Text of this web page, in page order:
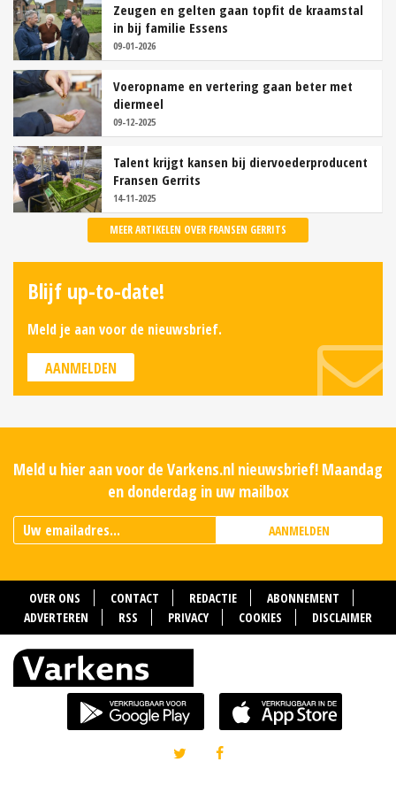
Zeugen en gelten gaan topfit de kraamstal
in bij familie Essens
09-01-2026
Voeropname en vertering gaan beter met
diermeel
09-12-2025
Talent krijgt kansen bij diervoederproducent
Fransen Gerrits
14-11-2025
MEER ARTIKELEN OVER FRANSEN GERRITS
Blijf up-to-date!
Meld je aan voor de nieuwsbrief.
AANMELDEN
Meld u hier aan voor de Varkens.nl nieuwsbrief! Maandag
en donderdag in uw mailbox
AANMELDEN
OVER ONS CONTACT REDACTIE
ABONNEMENT
ADVERTEREN
RSS PRIVACY COOKIES DISCLAIMER